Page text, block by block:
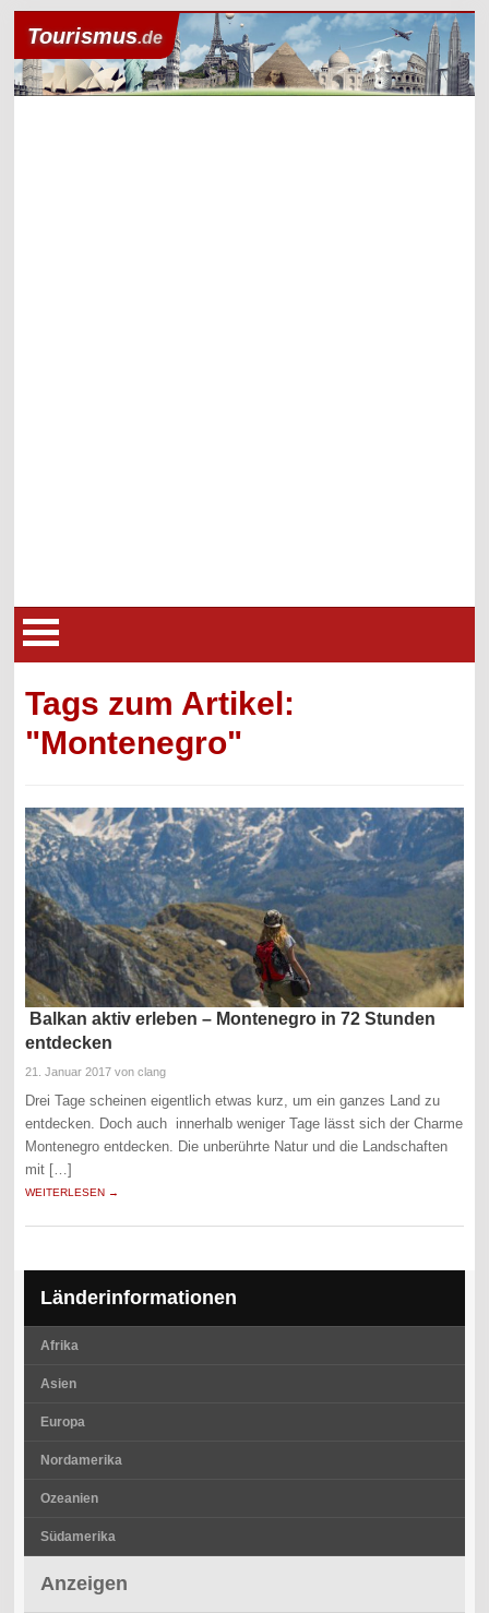
Tourismus.de
Tags zum Artikel:
"Montenegro"
Balkan aktiv erleben – Montenegro in 72 Stunden
entdecken
21. Januar 2017 von clang
Drei Tage scheinen eigentlich etwas kurz, um ein ganzes Land zu
entdecken. Doch auch innerhalb weniger Tage lässt sich der Charme
Montenegro entdecken. Die unberührte Natur und die Landschaften
mit […]
WEITERLESEN →
Länderinformationen
Afrika
Asien
Europa
Nordamerika
Ozeanien
Südamerika
Anzeigen